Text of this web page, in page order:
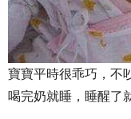
寶寶平時很乖巧，不
喝完奶就睡，睡醒了